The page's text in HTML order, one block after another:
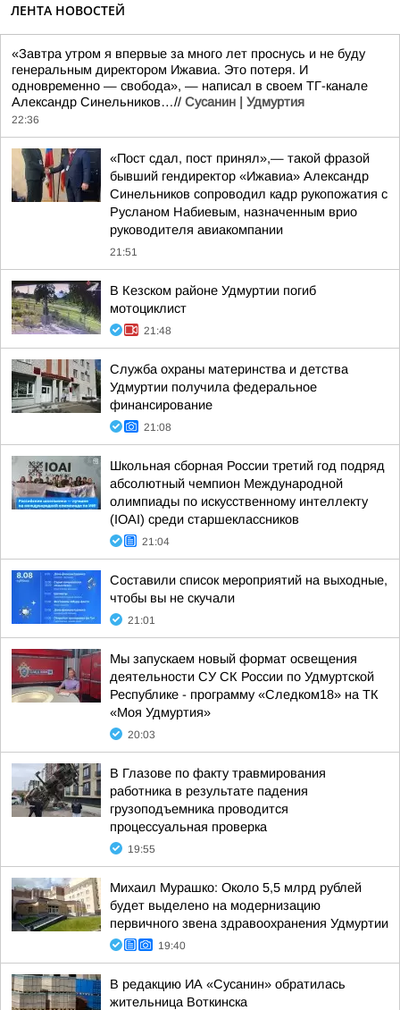
ЛЕНТА НОВОСТЕЙ
«Завтра утром я впервые за много лет проснусь и не буду
генеральным директором Ижавиа. Это потеря. И
одновременно — свобода», — написал в своем ТГ-канале
Александр Синельников…// Сусанин | Удмуртия
22:36
«Пост сдал, пост принял»,— такой фразой
бывший гендиректор «Ижавиа» Александр
Синельников сопроводил кадр рукопожатия с
Русланом Набиевым, назначенным врио
руководителя авиакомпании
21:51
В Кезском районе Удмуртии погиб
мотоциклист
21:48
Служба охраны материнства и детства
Удмуртии получила федеральное
финансирование
21:08
Школьная сборная России третий год подряд
абсолютный чемпион Международной
олимпиады по искусственному интеллекту
(IOAI) среди старшеклассников
21:04
Составили список мероприятий на выходные,
чтобы вы не скучали
21:01
Мы запускаем новый формат освещения
деятельности СУ СК России по Удмуртской
Республике - программу «Следком18» на ТК
«Моя Удмуртия»
20:03
В Глазове по факту травмирования
работника в результате падения
грузоподъемника проводится
процессуальная проверка
19:55
Михаил Мурашко: Около 5,5 млрд рублей
будет выделено на модернизацию
первичного звена здравоохранения Удмуртии
19:40
В редакцию ИА «Сусанин» обратилась
жительница Воткинска